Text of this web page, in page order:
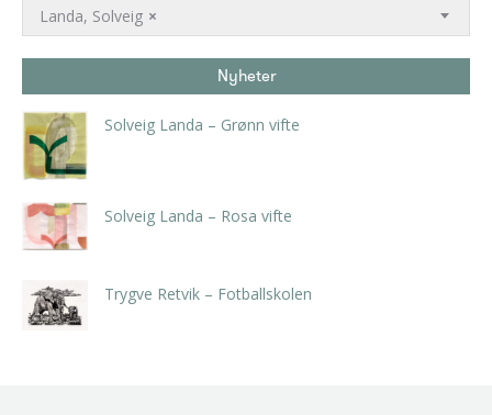
×
Landa, Solveig
Nyheter
Solveig Landa – Grønn vifte
Solveig Landa – Rosa vifte
Trygve Retvik – Fotballskolen